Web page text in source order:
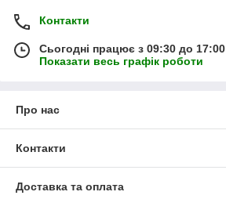
Контакти
Сьогодні працює з 09:30 до 17:00
Показати весь графік роботи
Про нас
Контакти
Доставка та оплата